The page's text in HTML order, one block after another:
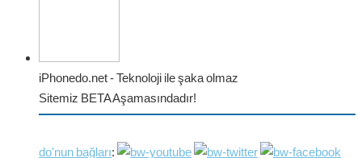
iPhonedo.net - Teknoloji ile şaka olmaz
Sitemiz BETA Aşamasındadır!
do'nun bağları: